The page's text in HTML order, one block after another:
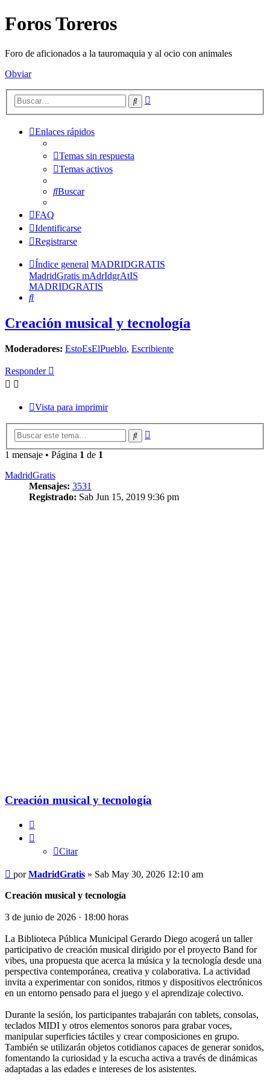
Foros Toreros
Foro de aficionados a la tauromaquia y al ocio con animales
Obviar
Buscar
Enlaces rápidos
Temas sin respuesta
Temas activos
Buscar
FAQ
Identificarse
Registrarse
Índice general MADRIDGRATIS
MadridGratis mAdrIdgrAtIS
MADRIDGRATIS
Buscar
Creación musical y tecnología
Moderadores: EstoEsElPueblo, Escribiente
Responder
Vista para imprimir
Buscar
1 mensaje • Página 1 de 1
MadridGratis
Mensajes: 3531
Registrado: Sab Jun 15, 2019 9:36 pm
Creación musical y tecnología
Citar
Mensaje
porMadridGratis » Sab May 30, 2026 12:10 am
Creación musical y tecnología
3 de junio de 2026 · 18:00 horas
La Biblioteca Pública Municipal Gerardo Diego acogerá un taller
participativo de creación musical dirigido por el proyecto Band for
vibes, una propuesta que acerca la música y la tecnología desde una
perspectiva contemporánea, creativa y colaborativa. La actividad
invita a experimentar con sonidos, ritmos y dispositivos electrónicos
en un entorno pensado para el juego y el aprendizaje colectivo.
Durante la sesión, los participantes trabajarán con tablets, consolas,
teclados MIDI y otros elementos sonoros para grabar voces,
manipular superficies táctiles y crear composiciones en grupo.
También se utilizarán objetos cotidianos capaces de generar sonidos,
fomentando la curiosidad y la escucha activa a través de dinámicas
adaptadas a las edades e intereses de los asistentes.